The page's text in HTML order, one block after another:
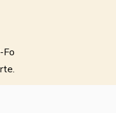
Fo